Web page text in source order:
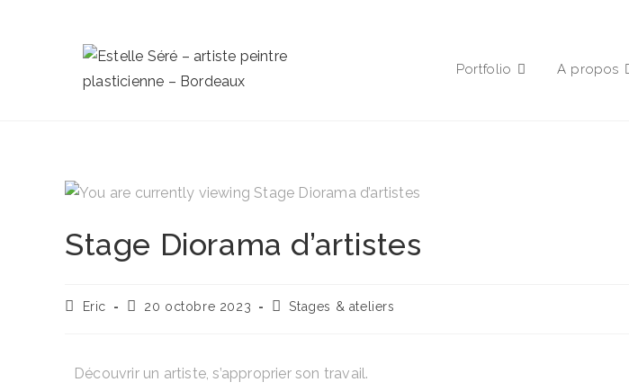
Portfolio A propos
Stage Diorama d’artistes
Eric 20 octobre 2023 Stages & ateliers
Découvrir un artiste, s’approprier son travail.